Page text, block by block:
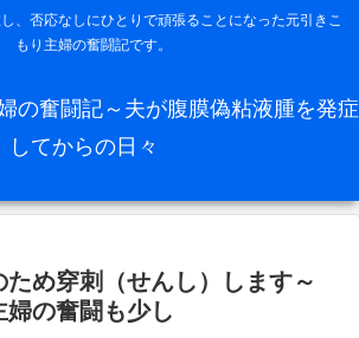
、否応なしにひとりで頑張ることになった元引きこ
もり主婦の奮闘記です。
の奮闘記～夫が腹膜偽粘液腫を発症
してからの日々
ため穿刺（せんし）します～
婦の奮闘も少し